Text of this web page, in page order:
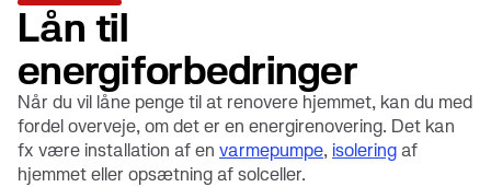
Lån til
energiforbedringer
Når du vil låne penge til at renovere hjemmet, kan du med
fordel overveje, om det er en energirenovering. Det kan
fx være installation af en varmepumpe,isoleringaf
hjemmet eller opsætning af solceller.